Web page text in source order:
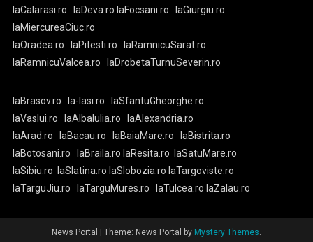
laCalarasi.ro
laDeva.ro laFocsani.ro
laGiurgiu.ro
laMiercureaCiuc.ro
laOradea.ro
laPitesti.ro
laRamnicuSarat.ro
laRamnicuValcea.ro
laDrobetaTurnuSeverin.ro
laBrasov.ro la-Iasi.ro
laSfantuGheorghe.ro
laVaslui.ro
laAlbaIulia.ro
laAlexandria.ro
laArad.ro
laBacau.ro laBaiaMare.ro
laBistrita.ro
laBotosani.ro
laBraila.ro laResita.ro
laSatuMare.ro
laSibiu.ro
laSlatina.ro laSlobozia.ro laTargoviste.ro
laTarguJiu.ro
laTarguMures.ro laTulcea.ro laZalau.ro
News Portal Theme: News Portal by Mystery Themes.